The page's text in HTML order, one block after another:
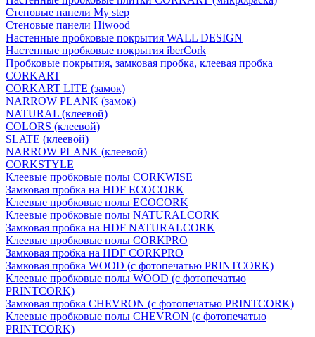
Стеновые панели My step
Стеновые панели Hiwood
Настенные пробковые покрытия WALL DESIGN
Настенные пробковые покрытия iberCork
Пробковые покрытия, замковая пробка, клеевая пробка
CORKART
CORKART LITE (замок)
NARROW PLANK (замок)
NATURAL (клеевой)
COLORS (клеевой)
SLATE (клеевой)
NARROW PLANK (клеевой)
CORKSTYLE
Клеевые пробковые полы CORKWISE
Замковая пробка на HDF ECOCORK
Клеевые пробковые полы ECOCORK
Клеевые пробковые полы NATURALCORK
Замковая пробка на HDF NATURALCORK
Клеевые пробковые полы CORKPRO
Замковая пробка на HDF CORKPRO
Замковая пробка WOOD (с фотопечатью PRINTCORK)
Клеевые пробковые полы WOOD (с фотопечатью
PRINTCORK)
Замковая пробка CHEVRON (с фотопечатью PRINTCORK)
Клеевые пробковые полы CHEVRON (с фотопечатью
PRINTCORK)